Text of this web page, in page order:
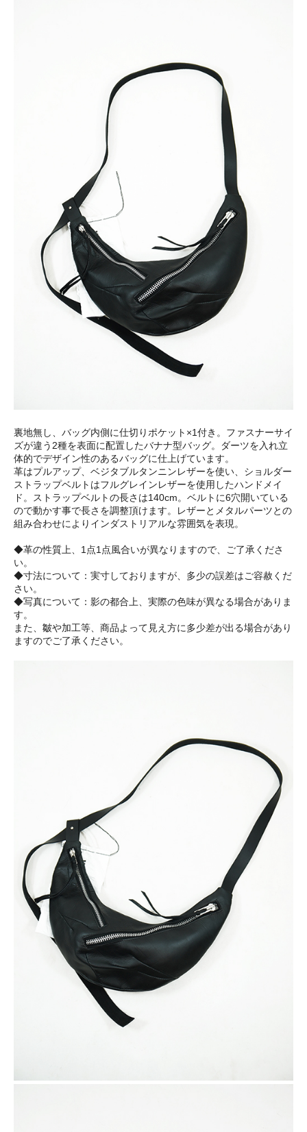
裏地無し、バッグ内側に仕切りポケット×1付き。ファスナーサイ
ズが違う2種を表面に配置したバナナ型バッグ。ダーツを入れ立
体的でデザイン性のあるバッグに仕上げています。
革はプルアップ、ベジタブルタンニンレザーを使い、ショルダー
ストラップベルトはフルグレインレザーを使用したハンドメイ
ド。ストラップベルトの長さは140cm。ベルトに6穴開いている
ので動かす事で長さを調整頂けます。レザーとメタルパーツとの
組み合わせによりインダストリアルな雰囲気を表現。
◆革の性質上、1点1点風合いが異なりますので、ご了承くださ
い。
◆寸法について：実寸しておりますが、多少の誤差はご容赦くだ
さい。
◆写真について：影の都合上、実際の色味が異なる場合がありま
す。
また、皺や加工等、商品よって見え方に多少差が出る場合があり
ますのでご了承ください。